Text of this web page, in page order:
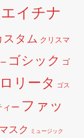
エイチナ
スタム クリスマ
ゴシック ゴ
リータ ゴス
ー ファッ
スク ミュージック